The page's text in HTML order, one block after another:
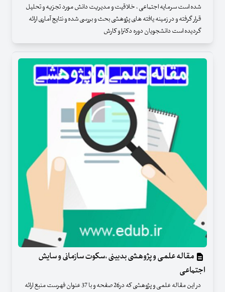
شده است سرمایه اجتماعی ، خلاقیت و مدیریت دانش مورد تجزیه و تحلیل
قرار گرفته و در زمینه یافته های پژوهشی بحث و بررسی شده و نتایج آماری ارائه
گردیده است دانشجویان دوره دکترا و کارش
مقاله علمی و پژوهشی بدبینی ،سکوت سازمانی و سایش
اجتماعی
در این مقاله علمی و پژوهشی که در26 صفحه و با 37 عنوان فهرست منبع ارائه